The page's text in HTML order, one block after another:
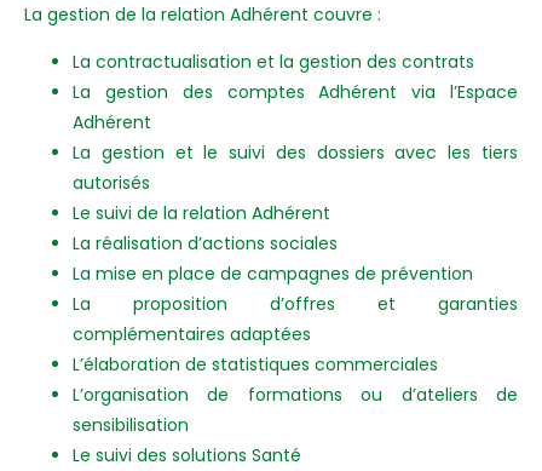
La gestion de la relation Adhérent couvre :
La contractualisation et la gestion des contrats
La gestion des comptes Adhérent via l’Espace
Adhérent
La gestion et le suivi des dossiers avec les tiers
autorisés
Le suivi de la relation Adhérent
La réalisation d’actions sociales
La mise en place de campagnes de prévention
La proposition d’offres et garanties
complémentaires adaptées
L’élaboration de statistiques commerciales
L’organisation de formations ou d’ateliers de
sensibilisation
Le suivi des solutions Santé